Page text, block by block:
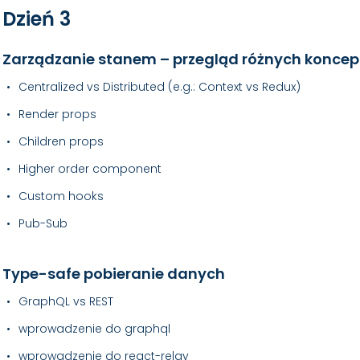
Dzień 3
Zarządzanie stanem – przegląd różnych
Centralized vs Distributed (e.g.: Context vs Redux)
Render props
Children props
Higher order component
Custom hooks
Pub-Sub
Type-safe pobieranie danych
GraphQL vs REST
wprowadzenie do graphql
wprowadzenie do react-relay